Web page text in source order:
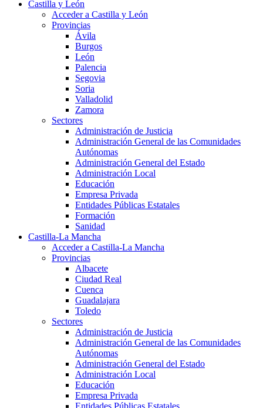
Castilla y León
Acceder a Castilla y León
Provincias
Ávila
Burgos
León
Palencia
Segovia
Soria
Valladolid
Zamora
Sectores
Administración de Justicia
Administración General de las Comunidades
Autónomas
Administración General del Estado
Administración Local
Educación
Empresa Privada
Entidades Públicas Estatales
Formación
Sanidad
Castilla-La Mancha
Acceder a Castilla-La Mancha
Provincias
Albacete
Ciudad Real
Cuenca
Guadalajara
Toledo
Sectores
Administración de Justicia
Administración General de las Comunidades
Autónomas
Administración General del Estado
Administración Local
Educación
Empresa Privada